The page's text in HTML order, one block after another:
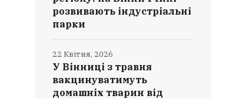
розвивають індустріальні
парки
У Вінниці з травня
вакцинуватимуть
домашніх тварин від
22 Квітня, 2026